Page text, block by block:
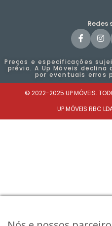
Redes
Preços e especificações
prévio. A Up Móveis declina
por eventuais erros
© 2022-2025 UP MÓVEIS.
UP MÓVEIS RBC